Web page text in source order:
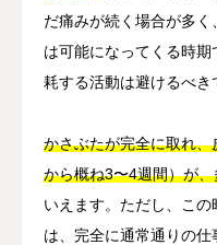
だ痛みが続く場合が多
は可能になってくる時
耗する活動は避けるべき
かさぶたが完全に取れ
から概ね3〜4週間）が
いえます。ただし、こ
は、完全に通常通りの